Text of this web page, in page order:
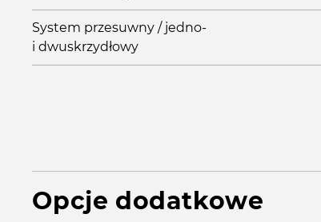
System przesuwny / jedno-
i dwuskrzydłowy
Opcje dodatkowe